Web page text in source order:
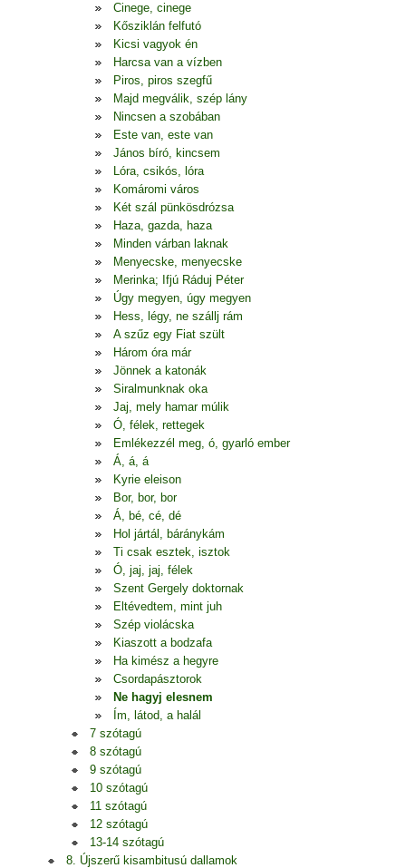
Cinege, cinege
Kősziklán felfutó
Kicsi vagyok én
Harcsa van a vízben
Piros, piros szegfű
Majd megválik, szép lány
Nincsen a szobában
Este van, este van
János bíró, kincsem
Lóra, csikós, lóra
Komáromi város
Két szál pünkösdrózsa
Haza, gazda, haza
Minden várban laknak
Menyecske, menyecske
Merinka; Ifjú Ráduj Péter
Úgy megyen, úgy megyen
Hess, légy, ne szállj rám
A szűz egy Fiat szült
Három óra már
Jönnek a katonák
Siralmunknak oka
Jaj, mely hamar múlik
Ó, félek, rettegek
Emlékezzél meg, ó, gyarló ember
Á, á, á
Kyrie eleison
Bor, bor, bor
Á, bé, cé, dé
Hol jártál, báránykám
Ti csak esztek, isztok
Ó, jaj, jaj, félek
Szent Gergely doktornak
Eltévedtem, mint juh
Szép violácska
Kiaszott a bodzafa
Ha kimész a hegyre
Csordapásztorok
Ne hagyj elesnem
Ím, látod, a halál
7 szótagú
8 szótagú
9 szótagú
10 szótagú
11 szótagú
12 szótagú
13-14 szótagú
8. Újszerű kisambitusú dallamok